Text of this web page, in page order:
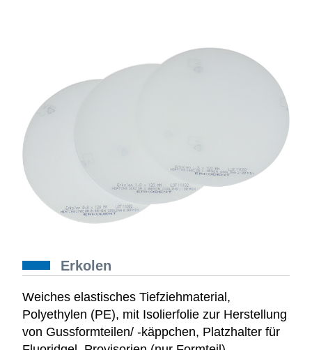
Erkolen
Weiches elastisches Tiefziehmaterial,
Polyethylen (PE), mit Isolierfolie zur Herstellung
von Gussformteilen/ -käppchen, Platzhalter für